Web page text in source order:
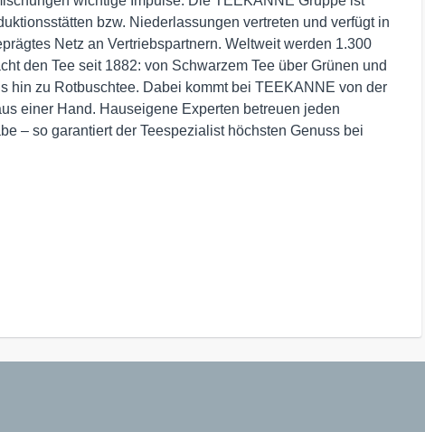
bzw. Niederlassungen vertreten und verfügt in
Netz an Vertriebspartnern. Weltweit werden 1.300
den Tee seit 1882: von Schwarzem Tee über Grünen und
hin zu Rotbuschtee. Dabei kommt bei TEEKANNE von der
einer Hand. Hauseigene Experten betreuen jeden
– so garantiert der Teespezialist höchsten Genuss bei